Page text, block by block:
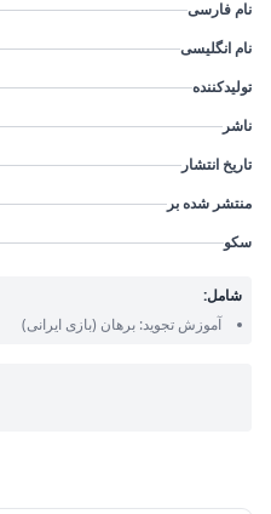
نام فارسی
نام انگلیسی
تولیدکننده
ناشر
تاریخ انتشار
منتشر شده بر
سکو
شامل:
آموزش تجوید: برهان (بازی ایرانی)